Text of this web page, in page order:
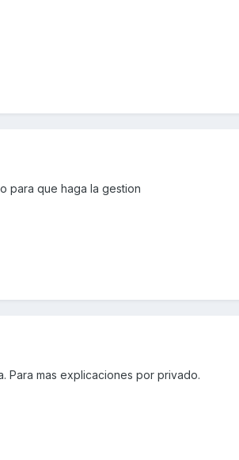
para que haga la gestion
Para mas explicaciones por privado.